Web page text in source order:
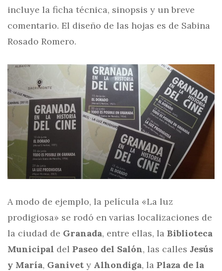
incluye la ficha técnica, sinopsis y un breve
comentario. El diseño de las hojas es de Sabina
Rosado Romero.
A modo de ejemplo, la película «La luz
prodigiosa» se rodó en varias localizaciones de
la ciudad de Granada, entre ellas, la Biblioteca
Municipal del Paseo del Salón, las calles Jesús
y María, Ganivet y Alhondiga, la Plaza de la